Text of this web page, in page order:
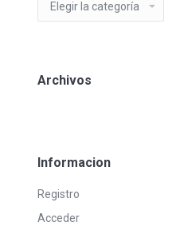
Blog
Archivos
Informacion
Registro
Acceder